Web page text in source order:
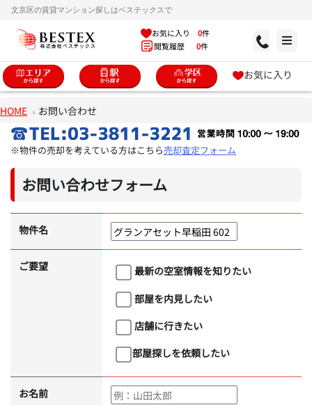
文京区の賃貸マンション探しはベステックスで
お気に入り 0件
閲覧履歴 0件
お気に入り
HOME お問い合わせ
※物件の売却を考えている方はこちら売却査定フォーム
お問い合わせフォーム
物件名
ご要望
最新の空室情報を知りたい
部屋を内見したい
店舗に行きたい
部屋探しを依頼したい
お名前